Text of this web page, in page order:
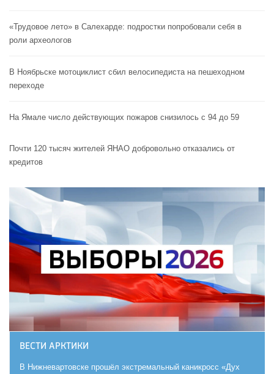
«Трудовое лето» в Салехарде: подростки попробовали себя в
роли археологов
В Ноябрьске мотоциклист сбил велосипедиста на пешеходном
переходе
На Ямале число действующих пожаров снизилось с 94 до 59
Почти 120 тысяч жителей ЯНАО добровольно отказались от
кредитов
ВЕСТИ АРКТИКИ
В Нижневартовске прошёл экстремальный каникросс «Дух